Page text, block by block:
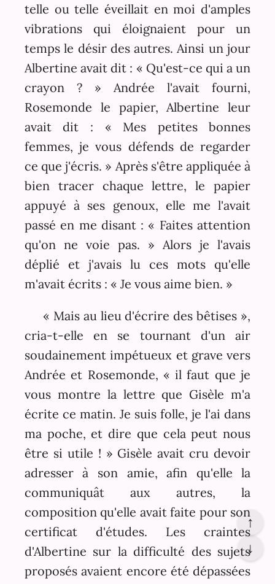
telle ou telle éveillait en moi d'amples
vibrations qui éloignaient pour un
temps le désir des autres. Ainsi un jour
Albertine avait dit : « Qu'est-ce qui a un
crayon ? » Andrée l'avait fourni,
Rosemonde le papier, Albertine leur
avait dit : « Mes petites bonnes
femmes, je vous défends de regarder
ce que j'écris. » Après s'être appliquée à
bien tracer chaque lettre, le papier
appuyé à ses genoux, elle me l'avait
passé en me disant : « Faites attention
qu'on ne voie pas. » Alors je l'avais
déplié et j'avais lu ces mots qu'elle
m'avait écrits : « Je vous aime bien. »
« Mais au lieu d'écrire des bêtises »,
cria-t-elle en se tournant d'un air
soudainement impétueux et grave vers
Andrée et Rosemonde, « il faut que je
vous montre la lettre que Gisèle m'a
écrite ce matin. Je suis folle, je l'ai dans
ma poche, et dire que cela peut nous
être si utile ! » Gisèle avait cru devoir
adresser à son amie, afin qu'elle la
communiquât aux autres, la
composition qu'elle avait faite pour son
certificat d'études. Les craintes
d'Albertine sur la difficulté des sujets
proposés avaient encore été dépassées
↑
↓